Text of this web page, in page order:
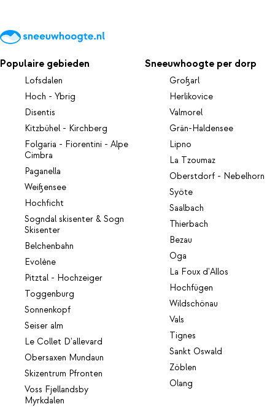
Populaire gebieden
Lofsdalen
Hoch - Ybrig
Disentis
Kitzbühel - Kirchberg
Folgaria - Fiorentini - Alpe
Cimbra
Paganella
Weißensee
Hochficht
Sogndal skisenter & Sogn
Skisenter
Belchenbahn
Evolène
Pitztal - Hochzeiger
Toggenburg
Sonnenkopf
Seiser alm
Le Collet D'allevard
Obersaxen Mundaun
Skizentrum Pfronten
Voss Fjellandsby
Myrkdalen
Sneeuwhoogte per dorp
Großarl
Herlikovice
Valmorel
Grän-Haldensee
Lipno
La Tzoumaz
Oberstdorf - Nebelhorn
Syöte
Saalbach
Thierbach
Bezau
Oga
La Foux d'Allos
Hochfügen
Wildschönau
Vals
Tignes
Sankt Oswald
Zöblen
Olang